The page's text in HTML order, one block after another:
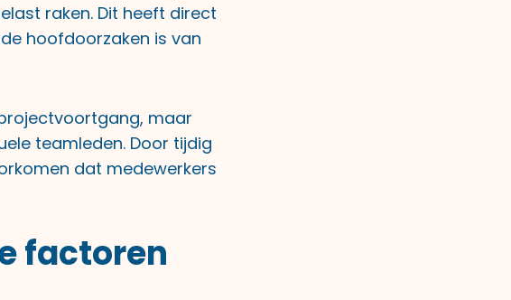
raken. Dit heeft direct
hoofdoorzaken is van
maar
teamleden. Door tijdig
dat medewerkers
factoren